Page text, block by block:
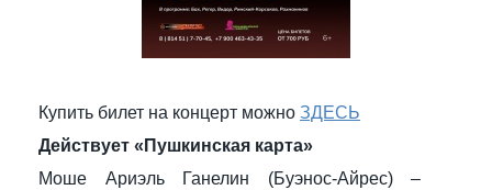
Купить билет на концерт можно ЗДЕСЬ
Действует «Пушкинская карта»
Моше Ариэль Ганелин (Буэнос-Айрес) –